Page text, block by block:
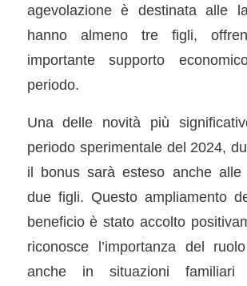
agevolazione è destinata alle
hanno almeno tre figli,
importante supporto
periodo.
Una delle novità più
periodo sperimentale del 2024,
il bonus sarà esteso anche alle
due figli. Questo ampliamento
beneficio è stato accolto
riconosce l’importanza del
anche in situazioni familiari